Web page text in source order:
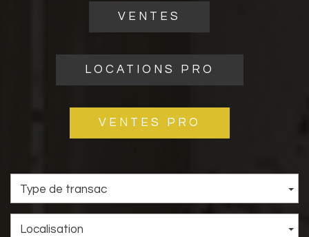
VENTES
LOCATIONS PRO
VENTES PRO
Type de transac
Localisation